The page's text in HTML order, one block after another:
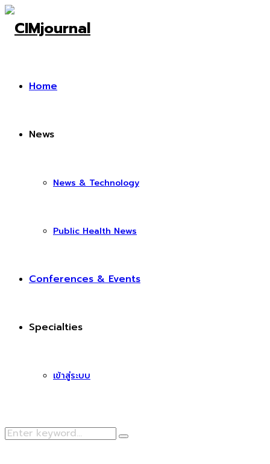
Home
News
News & Technology
Public Health News
Conferences & Events
Specialties
เข้าสู่ระบบ
Search
Search